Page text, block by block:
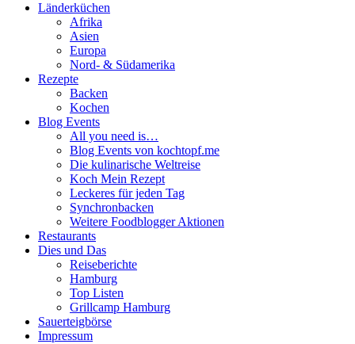
Länderküchen
Afrika
Asien
Europa
Nord- & Südamerika
Rezepte
Backen
Kochen
Blog Events
All you need is…
Blog Events von kochtopf.me
Die kulinarische Weltreise
Koch Mein Rezept
Leckeres für jeden Tag
Synchronbacken
Weitere Foodblogger Aktionen
Restaurants
Dies und Das
Reiseberichte
Hamburg
Top Listen
Grillcamp Hamburg
Sauerteigbörse
Impressum